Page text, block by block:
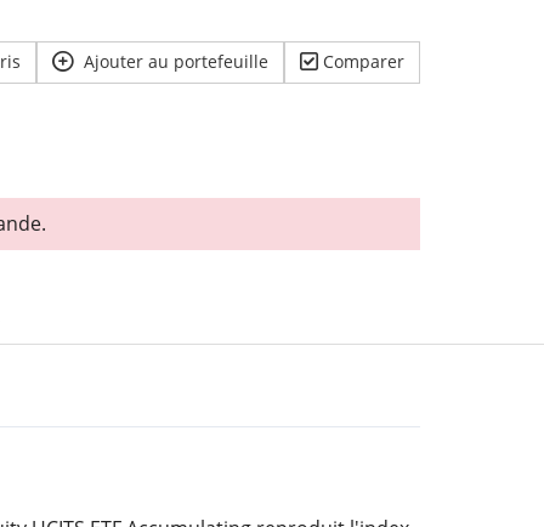
Ajouter au portefeuille Comparer